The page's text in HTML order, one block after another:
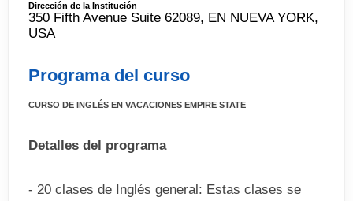
Dirección de la Institución
350 Fifth Avenue Suite 62089, EN NUEVA YORK,
USA
Programa del curso
CURSO DE INGLÉS EN VACACIONES EMPIRE STATE
Detalles del programa
- 20 clases de Inglés general: Estas clases se